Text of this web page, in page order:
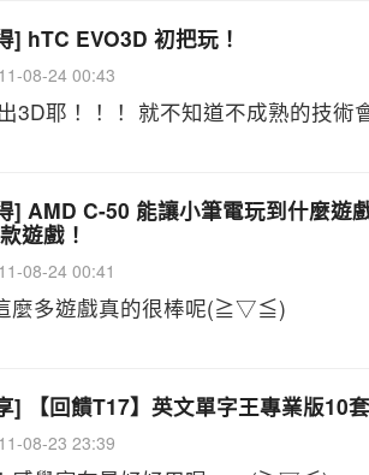
] hTC EVO3D 初把玩！
08-24 00:43
3D耶！！！ 就不知道不成熟的技
] AMD C-50 能讓小筆電玩到什麼遊
遊戲！
08-24 00:41
麼多遊戲真的很棒呢(≧▽≦)
] 【回饋T17】英文單字王專業版10
08-23 23:39